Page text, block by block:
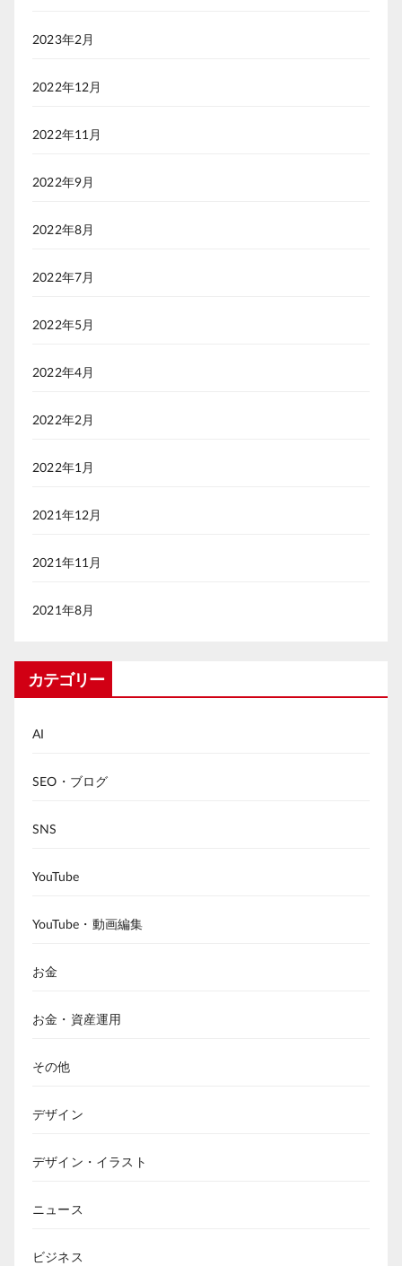
2023年2月
2022年12月
2022年11月
2022年9月
2022年8月
2022年7月
2022年5月
2022年4月
2022年2月
2022年1月
2021年12月
2021年11月
2021年8月
カテゴリー
AI
SEO・ブログ
SNS
YouTube
YouTube・動画編集
お金
お金・資産運用
その他
デザイン
デザイン・イラスト
ニュース
ビジネス